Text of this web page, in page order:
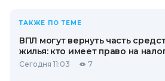
ТАКЖЕ ПО ТЕМЕ
ВПЛ могут вернуть часть
жилья: кто имеет право на
Сегодня 11:03 7